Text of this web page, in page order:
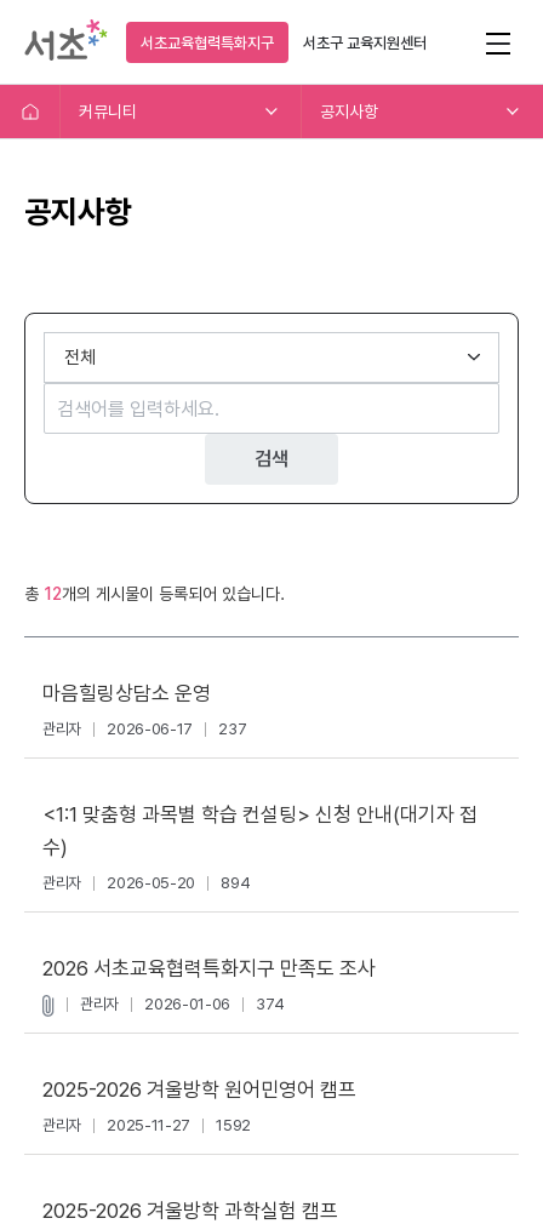
서초교육협력특화지구 서초구교육지원센터
커뮤니티 공지사항
공지사항
검색
총 12개의 게시물이 등록되어 있습니다.
마음힐링상담소 운영
관리자 2026-06-17 237
<1:1 맞춤형 과목별 학습 컨설팅> 신청 안내(대기자 접
수)
관리자 2026-05-20 894
2026 서초교육협력특화지구 만족도 조사
관리자 2026-01-06 374
2025-2026 겨울방학 원어민영어 캠프
관리자 2025-11-27 1592
2025-2026 겨울방학 과학실험 캠프